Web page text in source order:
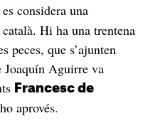
considera una
Hi ha una trentena
peces, que s’ajunten
Aguirre va
Francesc de
aprovés.